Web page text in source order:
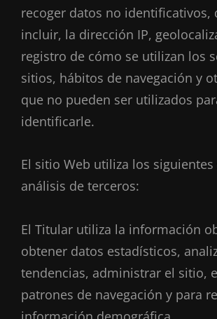
recoger datos no identificativos,
incluir, la dirección IP,
registro de cómo se utilizan los
sitios, hábitos de navegación y
que no pueden ser utilizados
identificarle.
El sitio Web utiliza los
análisis de terceros:
El Titular utiliza la información
obtener datos estadísticos,
tendencias, administrar el sitio,
patrones de navegación y para